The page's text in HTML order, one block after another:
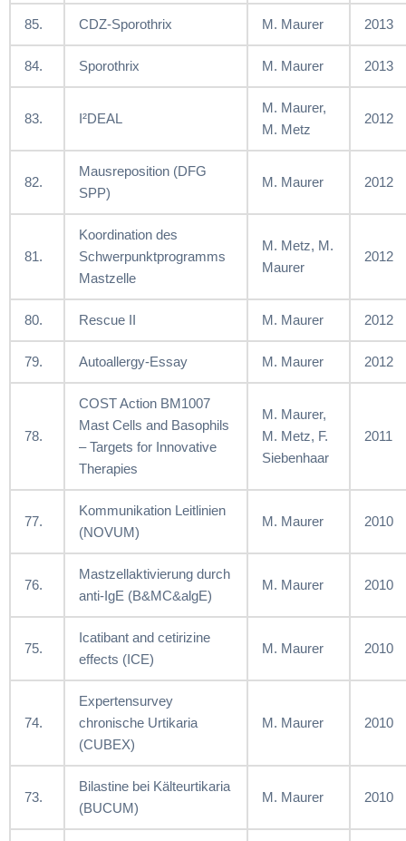
85. CDZ-Sporothrix M. Maurer 2013
84. Sporothrix M. Maurer 2013
83. I²DEAL
M. Maurer,
M. Metz
2012
82.
Mausreposition (DFG
SPP)
M. Maurer 2012
81.
Koordination des
Schwerpunktprogramms
Mastzelle
M. Metz, M.
Maurer
2012
80. Rescue II M. Maurer 2012
79. Autoallergy-Essay M. Maurer 2012
78.
COST Action BM1007
Mast Cells and Basophils
– Targets for Innovative
Therapies
M. Maurer,
M. Metz, F.
Siebenhaar
2011
77.
Kommunikation Leitlinien
(NOVUM)
M. Maurer 2010
76.
Mastzellaktivierung durch
anti-IgE (B&MC&algE)
M. Maurer 2010
75.
Icatibant and cetirizine
effects (ICE)
M. Maurer 2010
74.
Expertensurvey
chronische Urtikaria
(CUBEX)
M. Maurer 2010
73.
Bilastine bei Kälteurtikaria
(BUCUM)
M. Maurer 2010